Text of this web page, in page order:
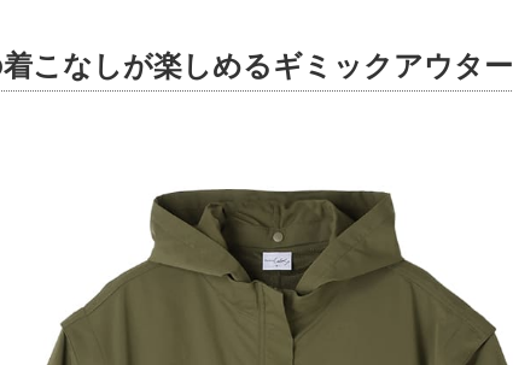
こなしが楽しめるギミックアウター